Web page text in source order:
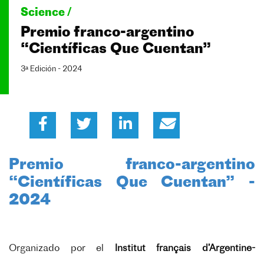
Science /
Premio franco-argentino
“Científicas Que Cuentan”
3ᵃ Edición - 2024
Premio franco-argentino
“Científicas Que Cuentan” -
2024
Organizado por el
Institut français d’Argentine-